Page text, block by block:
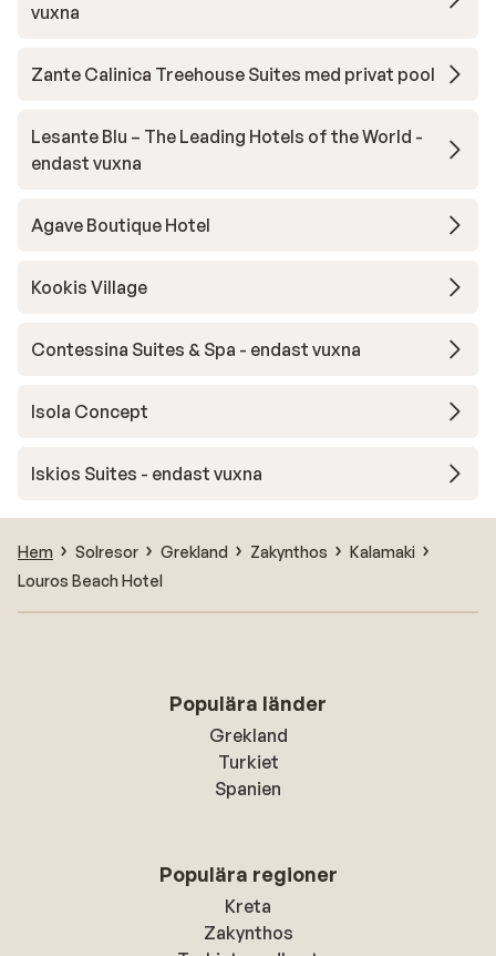
vuxna
Zante Calinica Treehouse Suites med privat pool
Lesante Blu – The Leading Hotels of the World -
endast vuxna
Agave Boutique Hotel
Kookis Village
Contessina Suites & Spa - endast vuxna
Isola Concept
Iskios Suites - endast vuxna
Hem Solresor Grekland Zakynthos
Kalamaki
Louros Beach Hotel
Populära länder
Grekland
Turkiet
Spanien
Populära regioner
Kreta
Zakynthos